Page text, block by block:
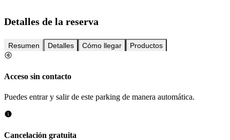
Detalles de la reserva
Resumen Detalles Cómo llegar Productos
Acceso sin contacto
Puedes entrar y salir de este parking de manera automática.
Cancelación gratuita